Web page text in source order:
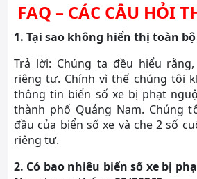
FAQ – CÁC CÂU HỎI
1. Tại sao không hiển thị toàn bộ
Trả lời: Chúng ta đều hiểu
riêng tư. Chính vì thế chúng tôi
thông tin biển số xe bị phạt
thành phố Quảng Nam. Chúng
đầu của biển số xe và che 2 số
riêng tư.
2. Có bao nhiêu biển số xe bị